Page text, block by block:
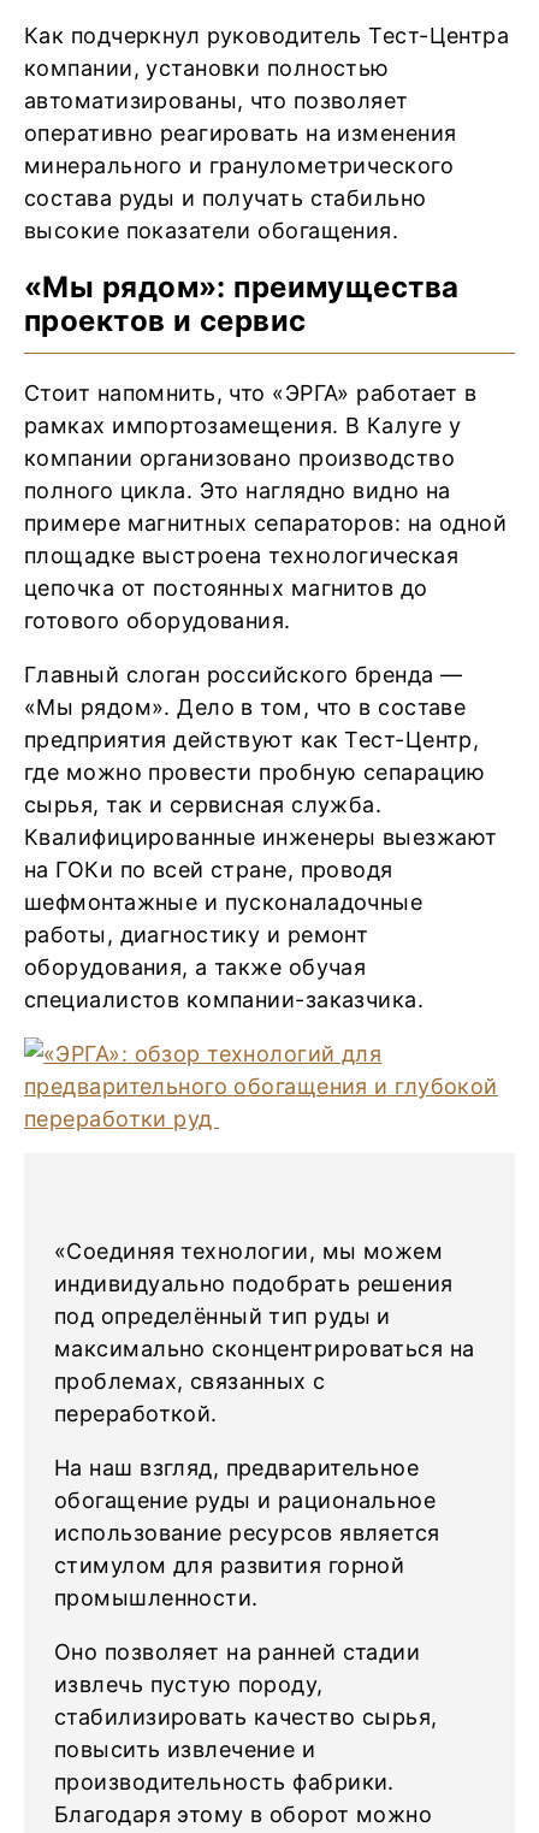
Как подчеркнул руководитель Тест-Центра
компании, установки полностью
автоматизированы, что позволяет
оперативно реагировать на изменения
минерального и гранулометрического
состава руды и получать стабильно
высокие показатели обогащения.
«Мы рядом»: преимущества
проектов и сервис
Стоит напомнить, что «ЭРГА» работает в
рамках импортозамещения. В Калуге у
компании организовано производство
полного цикла. Это наглядно видно на
примере магнитных сепараторов: на одной
площадке выстроена технологическая
цепочка от постоянных магнитов до
готового оборудования.
Главный слоган российского бренда —
«Мы рядом». Дело в том, что в составе
предприятия действуют как Тест-Центр,
где можно провести пробную сепарацию
сырья, так и сервисная служба.
Квалифицированные инженеры выезжают
на ГОКи по всей стране, проводя
шефмонтажные и пусконаладочные
работы, диагностику и ремонт
оборудования, а также обучая
специалистов компании-заказчика.
«Соединяя технологии, мы можем
индивидуально подобрать решения
под определённый тип руды и
максимально сконцентрироваться на
проблемах, связанных с
переработкой.
На наш взгляд, предварительное
обогащение руды и рациональное
использование ресурсов является
стимулом для развития горной
промышленности.
Оно позволяет на ранней стадии
извлечь пустую породу,
стабилизировать качество сырья,
повысить извлечение и
производительность фабрики.
Благодаря этому в оборот можно